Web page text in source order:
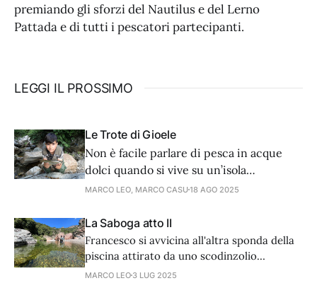
premiando gli sforzi del Nautilus e del Lerno
Pattada e di tutti i pescatori partecipanti.
LEGGI IL PROSSIMO
Le Trote di Gioele
Non è facile parlare di pesca in acque
dolci quando si vive su un’isola
circondata dal mare. Ma se c’è una pesca
interne di montagna e ne racchiude
storia e un fascino tutto proprio, quella è
sicuramente la pesca alla trota.
MARCO LEO, MARCO CASU18 AGO 2025
La Saboga atto II
Francesco si avvicina all'altra sponda della
piscina attirato da uno scodinzolio
prepotente.
MARCO LEO 3 LUG 2025